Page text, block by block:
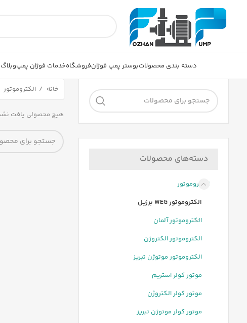
دسته بندی محصولاتبوستر پمپ فوژانفروشگاهخدمات فوژان پمپوبلاگ
دسته‌های محصولات
الکتروموتور
الکتروموتور WEG برزیل
الکتروموتور آلمان
الکتروموتور الکتروژن
الکتروموتور موتوژن تبریز
موتور کولر استریم
موتور کولر الکتروژن
موتور کولر موتوژن تبریز
خانه الکتروموتور
هیچ محصولی یافت